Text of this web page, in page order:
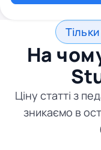
На
Ціну статті з
зникаємо в